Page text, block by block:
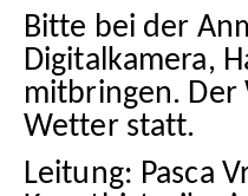
Bitte bei der
Digitalkamera,
mitbringen. Der
Wetter statt.
Leitung: Pasca